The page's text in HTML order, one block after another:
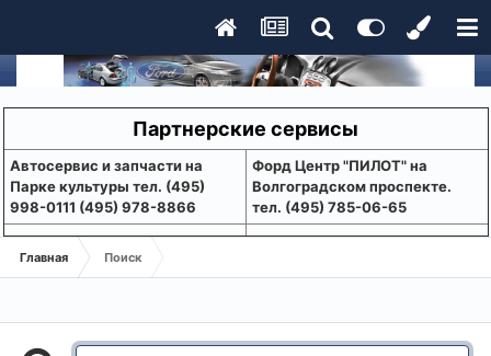
Партнерские сервисы
Aвтосервис и запчасти на
Парке культуры тел. (495)
998-0111 (495) 978-8866
Форд Центр "ПИЛОТ" на
Волгоградском проспекте.
тел. (495) 785-06-65
Главная Поиск